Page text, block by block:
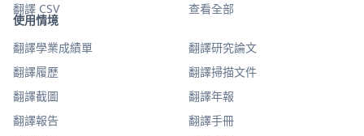
使用情境
翻譯學業成績單
翻譯研究論文
翻譯履歷
翻譯掃描文件
翻譯截圖
翻譯年報
翻譯報告
翻譯手冊
翻譯 CSV
查看全部